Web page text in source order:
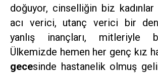
doğuyor, cinselliğin biz
acı verici, utanç verici bir
yanlış inançları, mitleriyle
Ülkemizde hemen her genç kız
gecesinde hastanelik olmuş